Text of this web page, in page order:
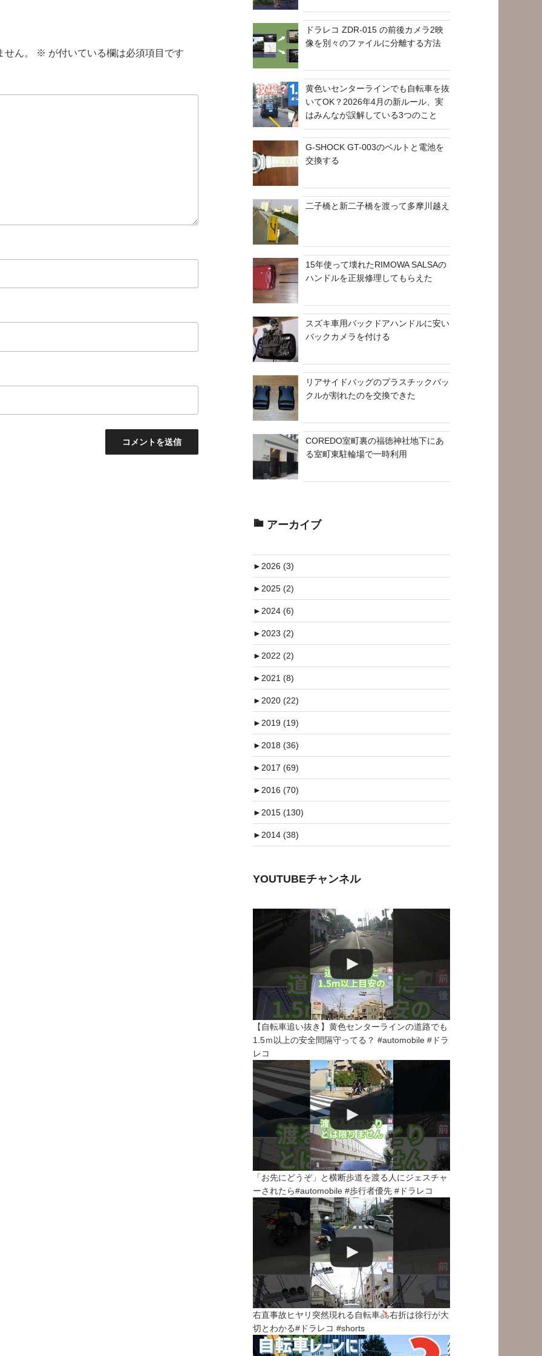
ん。 ※ が付いている欄は必須項目です
ドラレコ ZDR-015 の前後カメラ2映
像を別々のファイルに分離する方法
黄色いセンターラインでも自転車を抜
いてOK？2026年4月の新ルール、実
はみんなが誤解している3つのこと
G-SHOCK GT-003のベルトと電池を
交換する
二子橋と新二子橋を渡って多摩川越え
15年使って壊れたRIMOWA SALSAの
ハンドルを正規修理してもらえた
スズキ車用バックドアハンドルに安い
バックカメラを付ける
リアサイドバッグのプラスチックバッ
クルが割れたのを交換できた
COREDO室町裏の福徳神社地下にあ
る室町東駐輪場で一時利用
アーカイブ
►2026 (3)
►2025 (2)
►2024 (6)
►2023 (2)
►2022 (2)
►2021 (8)
►2020 (22)
►2019 (19)
►2018 (36)
►2017 (69)
►2016 (70)
►2015 (130)
►2014 (38)
YOUTUBEチャンネル
【自転車追い抜き】黄色センターラインの道路でも
1.5ｍ以上の安全間隔守ってる？ #automobile #ドラ
レコ
「お先にどうぞ」と横断歩道を渡る人にジェスチャ
ーされたら#automobile #歩行者優先 #ドラレコ
右直事故ヒヤリ突然現れる自転車
右折は徐行が大
切とわかる#ドラレコ #shorts